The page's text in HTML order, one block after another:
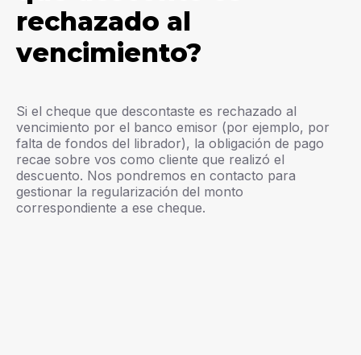
rechazado al
vencimiento?
Si el cheque que descontaste es rechazado al
vencimiento por el banco emisor (por ejemplo, por
falta de fondos del librador), la obligación de pago
recae sobre vos como cliente que realizó el
descuento. Nos pondremos en contacto para
gestionar la regularización del monto
correspondiente a ese cheque.